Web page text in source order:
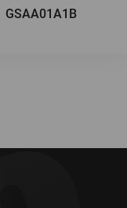
GSAA01A1B